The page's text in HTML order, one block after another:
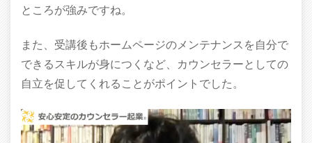
ところが強みですね。
また、受講後もホームページのメンテナンスを自分で
できるスキルが身につくなど、カウンセラーとしての
自立を促してくれることがポイントでした。